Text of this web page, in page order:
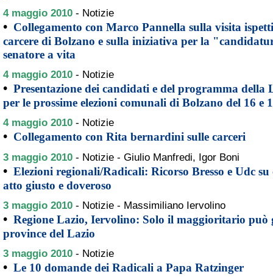
4 maggio 2010 - Notizie
• Collegamento con Marco Pannella sulla visita
carcere di Bolzano e sulla iniziativa per la
senatore a vita
4 maggio 2010 - Notizie
• Presentazione dei candidati e del programma della
per le prossime elezioni comunali di Bolzano del 16 e
4 maggio 2010 - Notizie
• Collegamento con Rita bernardini sulle carceri
3 maggio 2010 - Notizie - Giulio Manfredi, Igor Boni
• Elezioni regionali/Radicali: Ricorso Bresso e Udc
atto giusto e doveroso
3 maggio 2010 - Notizie - Massimiliano Iervolino
• Regione Lazio, Iervolino: Solo il maggioritario può
province del Lazio
3 maggio 2010 - Notizie
• Le 10 domande dei Radicali a Papa Ratzinger